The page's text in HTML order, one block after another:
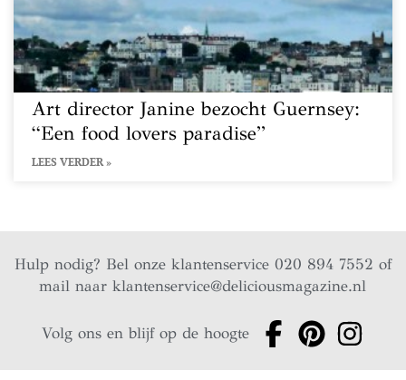
Art director Janine bezocht Guernsey:
“Een food lovers paradise”
LEES VERDER »
Hulp nodig? Bel onze klantenservice 020 894 7552 of
mail naarklantenservice@deliciousmagazine.nl
Volg ons en blijf op de hoogte